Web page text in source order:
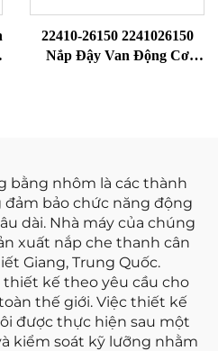
22410-26150 2241026150
Nắp Đậy Van Động Cơ
bằng nhôm là các thành
bảo chức năng động
dài. Nhà máy của chúng
xuất nắp che thanh cân
Giang, Trung Quốc.
kế theo yêu cầu cho
thế giới. Việc thiết kế
được thực hiện sau một
kiểm soát kỹ lưỡng nhằm